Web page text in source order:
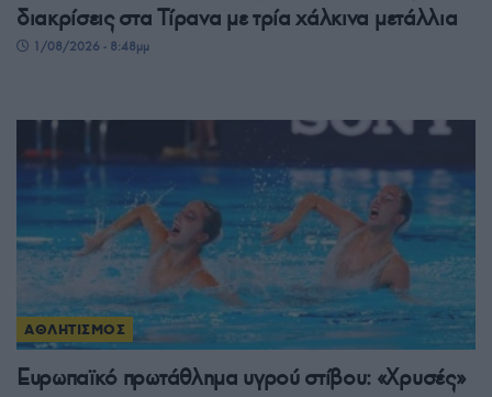
διακρίσεις στα Τίρανα με τρία χάλκινα μετάλλια
1/08/2026 - 8:48μμ
ΑΘΛΗΤΙΣΜΟΣ
Ευρωπαϊκό πρωτάθλημα υγρού στίβου: «Χρυσές»